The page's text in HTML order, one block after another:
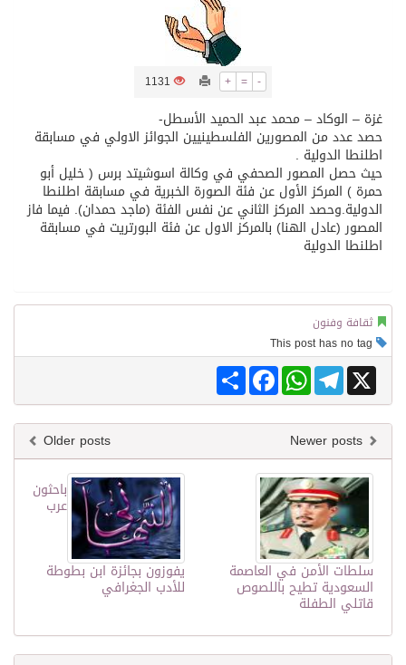
ثلة من الضابطات في الجييش الكويتي
مدينة الملك سلمان للطاقة “سبارك” توقع اتفاقية تطوير مصانع جاهزة ومتخصصة في مجال الطاقة
+ = -
1131
غزة – الوكاد – محمد عبد الحميد الأسطل-
حصد عدد من المصورين الفلسطينيين الجوائز الاولي في مسابقة
اطلنطا الدولية .
حيث حصل المصور الصحفي في وكالة اسوشيتد برس ( خليل أبو
حمرة ) المركز الأول عن فئة الصورة الخبرية في مسابقة اطلنطا
الدولية.وحصد المركز الثاني عن نفس الفئة (ماجد حمدان). فيما فاز
المصور (عادل الهنا) بالمركز الاول عن فئة البورتريت في مسابقة
اطلنطا الدولية
ثقافة وفنون
Share
FacebookWhatsAppTelegram X
Older posts
باحثون
عرب
يفوزون بجائزة ابن بطوطة
للأدب الجغرافي
سلطات الأمن في العاصمة
السعودية تطيح باللصوص
قاتلي الطفلة